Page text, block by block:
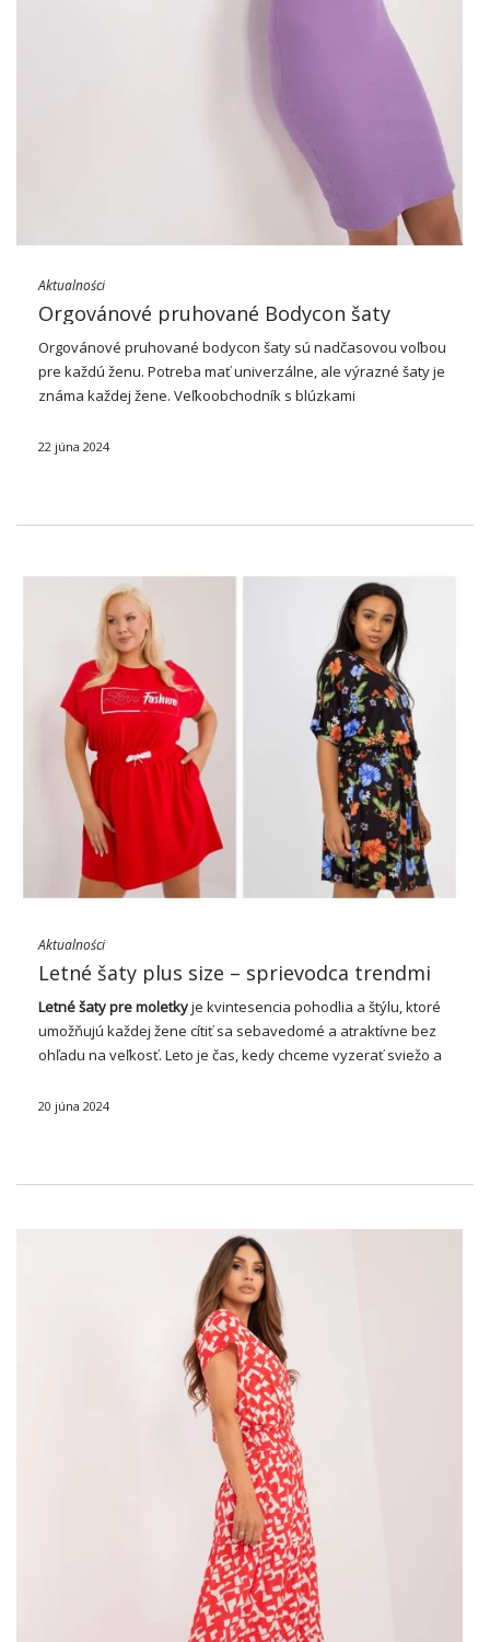
Aktualności
Orgovánové pruhované Bodycon šaty
Orgovánové pruhované bodycon šaty sú nadčasovou voľbou
pre každú ženu. Potreba mať univerzálne, ale výrazné šaty je
známa každej žene. Veľkoobchodník s blúzkami
hitový produkt sezóny – fialové bodycon šaty s pruhom. …
22 júna 2024
Aktualności
Letné šaty plus size – sprievodca trendmi
Letnéšatypre moletkyje kvintesencia pohodlia a štýlu, ktoré
umožňujú každej žene cítiť sa sebavedomé a atraktívne bez
ohľadu na veľkosť. Leto je čas, kedy chceme vyzerať sviežo a
zdôrazňovať naše …
20 júna 2024